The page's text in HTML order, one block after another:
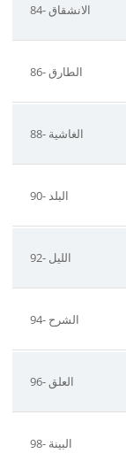
84- الانشقاق
86- الطارق
88- الغاشية
90- البلد
92- الليل
94- الشرح
96- العلق
98- البينة